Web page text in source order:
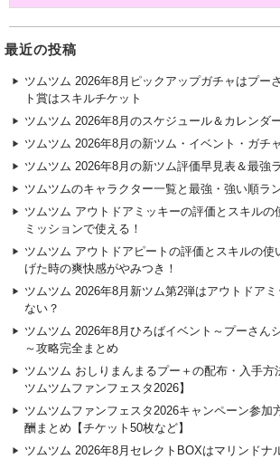
最近の投稿
ツムツム 2026年8月ピックアップガチャはプー
ト賞はスキルチケット
ツムツム 2026年8月のスケジュール＆カレンダ
ツムツム 2026年8月の新ツム・イベント・ガチ
ツムツム 2026年8月の新ツム評価早見表＆最強
ツムツムのキャラクター一覧と最強・強い順ラ
ツムツム アウトドアミッキーの評価とスキルの
ミッションで使える！
ツムツム アウトドアピートの評価とスキルの使
げた時の爽快感がやみつき！
ツムツム 2026年8月新ツム第2弾はアウトドア
ない？
ツムツム 2026年8月ひろばイベント～プーさん
～攻略完全まとめ
ツムツム おしりまんまるプー＋の配布・入手方
ツムツムファンフェスタ2026】
ツムツムファンフェスタ2026キャンペーン参加
酬まとめ【チケット50枚など】
ツムツム 2026年8月セレクトBOXはマリンドナ